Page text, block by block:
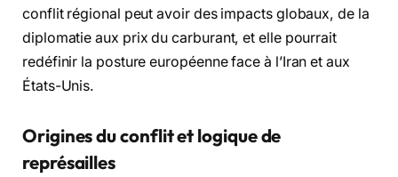
conflit régional peut avoir des impacts globaux, de la
diplomatie aux prix du carburant, et elle pourrait
redéfinir la posture européenne face à l’Iran et aux
États-Unis.
Origines du conflit et logique de
représailles